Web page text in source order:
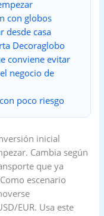
con globos
desde casa
Decoraglobo
conviene evitar
negocio de
poco riesgo
inicial
Cambia según
que ya
escenario
EUR. Usa este